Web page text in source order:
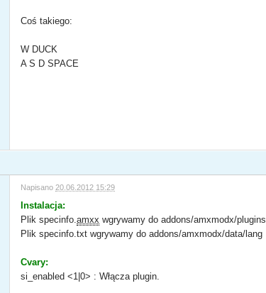
Coś takiego:
W DUCK
A S D SPACE
Napisano 20.06.2012 15:29
Instalacja:
Plik specinfo.amxx wgrywamy do addons/amxmodx/plugins
Plik specinfo.txt wgrywamy do addons/amxmodx/data/lang
Cvary:
si_enabled <1|0> : Włącza plugin.